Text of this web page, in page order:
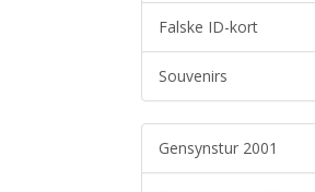
Falske ID-kort
Souvenirs
Gensynstur 2001